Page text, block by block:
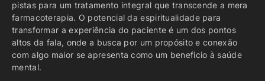
pistas para um tratamento integral que transcende a mera
farmacoterapia. O potencial da espiritualidade para
transformar a experiência do paciente é um dos pontos
altos da fala, onde a busca por um propósito e conexão
com algo maior se apresenta como um beneficio à saúde
mental.